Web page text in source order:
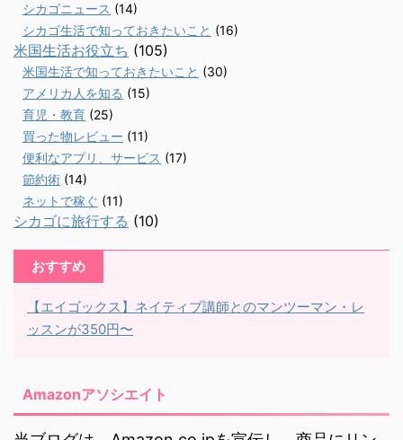
シカゴニュース (14)
シカゴ生活で知っておきたいこと (16)
米国生活お役立ち (105)
米国生活で知っておきたいこと (30)
アメリカ人を知る (15)
育児・教育 (25)
買った物レビュー (11)
便利なアプリ、サービス (17)
節約術 (14)
ネットで稼ぐ (11)
シカゴに旅行する (10)
おすすめ
【エイゴックス】ネイティブ講師とのマンツーマン・レ
ッスンが350円〜
Amazonアソシエイト